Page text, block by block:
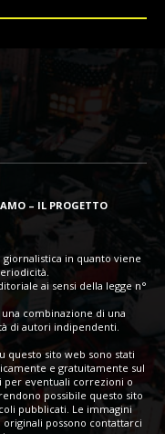
– IL PROGETTO
in quanto viene
ai sensi della legge n°
combinazione di una
di autori indipendenti.
questo sito web sono stati
e gratuitamente sul
per eventuali correzioni o
possibile questo sito
pubblicati. Le immagini
possono contattarci